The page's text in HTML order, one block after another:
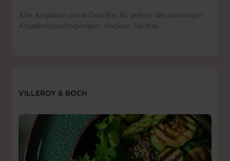
Alle Angaben ohne Gewähr. Es gelten die jeweiligen
Angebotsbedingungen. Klicken Sie hier.
VILLEROY & BOCH